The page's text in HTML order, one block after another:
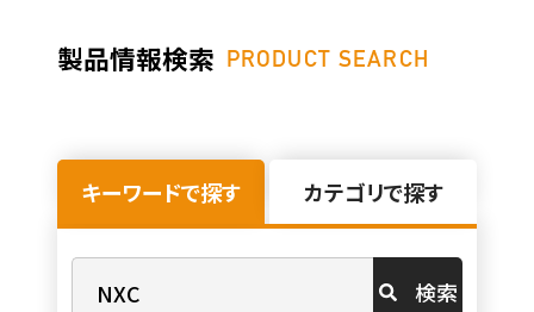
製品情報検索 PRODUCT SEARCH
キーワードで探す カテゴリで探す
検索